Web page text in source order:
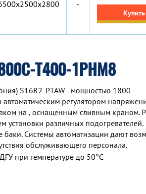
-
Купить
Т400-1РНМ8
S16R2-PTAW - мощностью 1800 -
регулятором
на , оснащенным сливным краном.
различных подогревателей.
Системы автоматизации дают
обслуживающего персонала.
при температуре до 50°С